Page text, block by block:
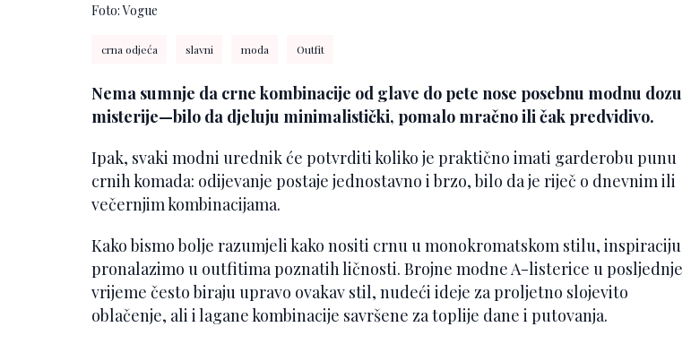
Foto: Vogue
crna odjeća slavni moda Outfit
Nema sumnje da crne kombinacije od glave do pete nose posebnu modnu dozu
misterije—bilo da djeluju minimalistički, pomalo mračno ili čak predvidivo.
Ipak, svaki modni urednik će potvrditi koliko je praktično imati garderobu punu
crnih komada: odijevanje postaje jednostavno i brzo, bilo da je riječ o dnevnim ili
večernjim kombinacijama.
Kako bismo bolje razumjeli kako nositi crnu u monokromatskom stilu, inspiraciju
pronalazimo u outfitima poznatih ličnosti. Brojne modne A-listerice u posljednje
vrijeme često biraju upravo ovakav stil, nudeći ideje za proljetno slojevito
oblačenje, ali i lagane kombinacije savršene za toplije dane i putovanja.